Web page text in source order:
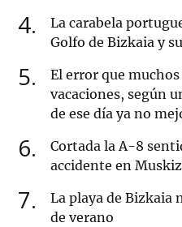
4
La carabela
Golfo de Bizkaia y
5
El error que
vacaciones, según
de ese día ya no
6
Cortada la A-8
accidente en Muskiz
7
La playa de Bizkaia
de verano